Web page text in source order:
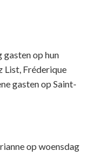
gasten op hun
List, Fréderique
gasten op Saint-
op woensdag